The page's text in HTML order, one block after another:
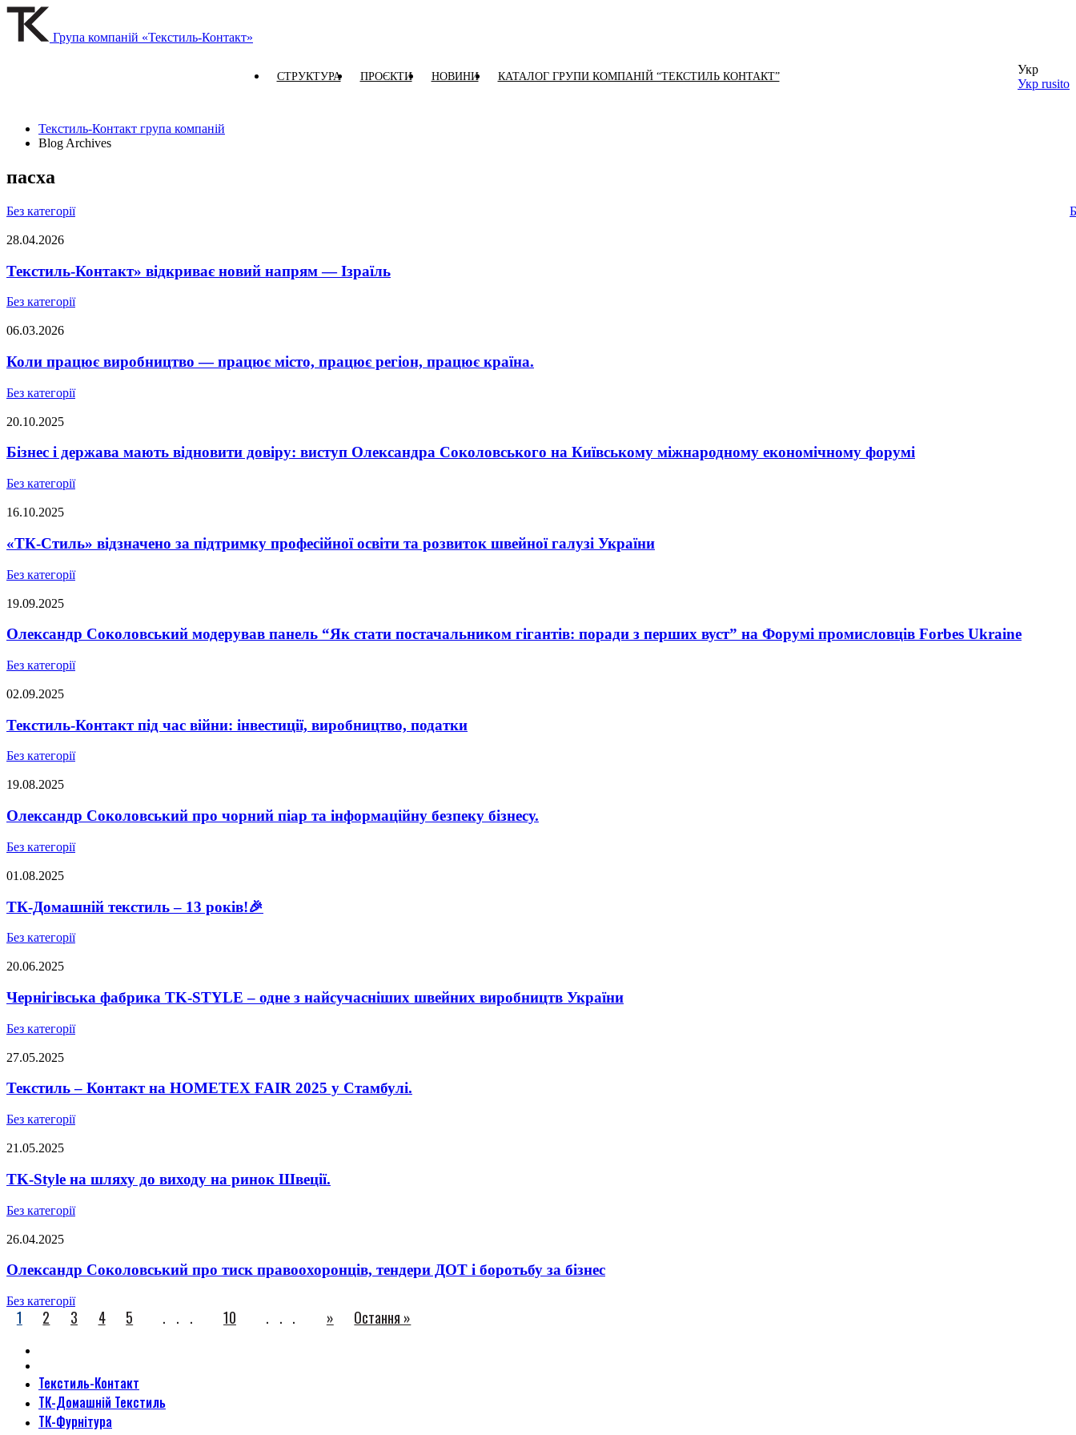
Група компаній «Текстиль-Контакт»
СТРУКТУРА ПРОЄКТИ НОВИНИ КАТАЛОГ ГРУПИ КОМПАНІЙ “ТЕКСТИЛЬ КОНТАКТ”
Укр
Укр rusito
Текстиль-Контакт група компаній
Blog Archives
пасха
Без категорії
28.04.2026
Текстиль-Контакт» відкриває новий напрям — Ізраїль
Без категорії
06.03.2026
Коли працює виробництво — працює місто, працює регіон, працює країна.
Без категорії
20.10.2025
Бізнес і держава мають відновити довіру: виступ Олександра Соколовського на Київському міжнародному економічному форумі
Без категорії
16.10.2025
«ТК-Стиль» відзначено за підтримку професійної освіти та розвиток швейної галузі України
Без категорії
19.09.2025
Олександр Соколовський модерував панель “Як стати постачальником гігантів: поради з перших вуст” на Форумі промисловців Forbes Ukraine
Без категорії
02.09.2025
Текстиль-Контакт під час війни: інвестиції, виробництво, податки
Без категорії
19.08.2025
Олександр Соколовський про чорний піар та інформаційну безпеку бізнесу.
Без категорії
01.08.2025
ТК-Домашній текстиль – 13 років!🎉
Без категорії
20.06.2025
Чернігівська фабрика TK-STYLE – одне з найсучасніших швейних виробництв України
Без категорії
27.05.2025
Текстиль – Контакт на HOMETEX FAIR 2025 у Стамбулі.
Без категорії
21.05.2025
TK-Style на шляху до виходу на ринок Швеції.
Без категорії
26.04.2025
Олександр Соколовський про тиск правоохоронців, тендери ДОТ і боротьбу за бізнес
Без категорії
1 2 3 4 5 ... 10 ... » Остання »
Текстиль-Контакт
ТК-Домашній Текстиль
ТК-Фурнітура